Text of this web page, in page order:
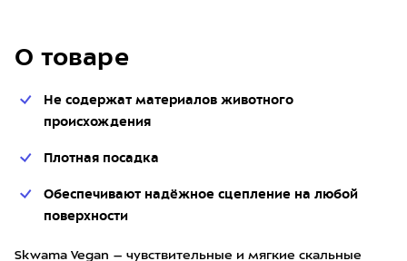
О товаре
Не содержат материалов животного
происхождения
Плотная посадка
Обеспечивают надёжное сцепление на любой
поверхности
Skwama Vegan – чувствительные и мягкие скальные